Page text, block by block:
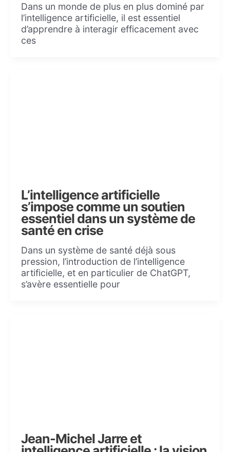
Dans un monde de plus en plus dominé par
l’intelligence artificielle, il est essentiel
d’apprendre à interagir efficacement avec
ces
L’intelligence artificielle
s’impose comme un soutien
essentiel dans un système de
santé en crise
Dans un système de santé déjà sous
pression, l’introduction de l’intelligence
artificielle, et en particulier de ChatGPT,
s’avère essentielle pour
Jean-Michel Jarre et